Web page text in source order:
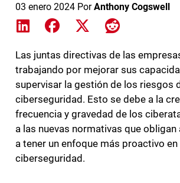
03 enero 2024 PorAnthony Cogswell
Share on LinkedIn
Share on Facebook
Share on XShare on Reddit
Las juntas directivas de las
trabajando por mejorar sus
supervisar la gestión de los riesgos
ciberseguridad. Esto se debe a la
frecuencia y gravedad de los
a las nuevas normativas que obligan
a tener un enfoque más proactivo
ciberseguridad.